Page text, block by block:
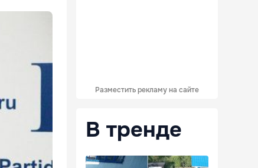
Разместить рекламу на сайте
В тренде